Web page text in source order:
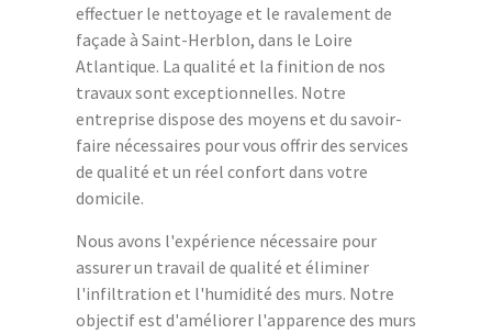
effectuer le nettoyage et le ravalement de
façade à Saint-Herblon, dans le Loire
Atlantique. La qualité et la finition de nos
travaux sont exceptionnelles. Notre
entreprise dispose des moyens et du savoir-
faire nécessaires pour vous offrir des services
de qualité et un réel confort dans votre
domicile.
Nous avons l'expérience nécessaire pour
assurer un travail de qualité et éliminer
l'infiltration et l'humidité des murs. Notre
objectif est d'améliorer l'apparence des murs